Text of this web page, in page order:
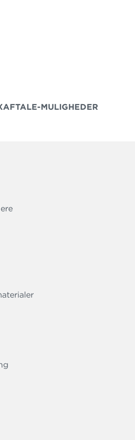
MULIGHEDER